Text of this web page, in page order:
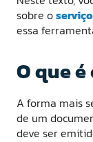
sobre oserviço
essa
O que
A forma mais
de um
deve ser